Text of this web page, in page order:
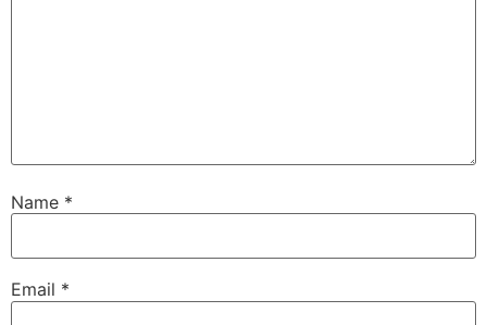
Name *
Email *